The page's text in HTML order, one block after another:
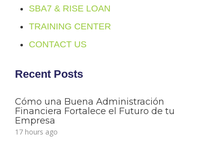
SBA7 & RISE LOAN
TRAINING CENTER
CONTACT US
Recent Posts
Cómo una Buena Administración
Financiera Fortalece el Futuro de tu
Empresa
17 hours ago